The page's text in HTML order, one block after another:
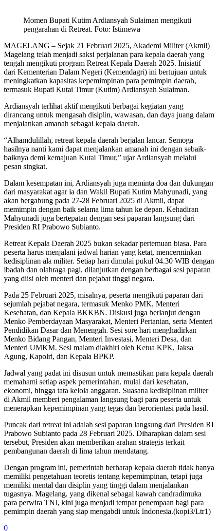
Momen Bupati Kutim Ardiansyah Sulaiman mengikuti
pengarahan di Retreat. Foto: Istimewa
MAGELANG – Sejak 21 Februari 2025, Akademi Militer (Akmil)
Magelang telah menjadi saksi perjalanan para kepala daerah yang
tengah mengikuti program Retreat Kepala Daerah 2025. Inisiatif
dari Kementerian Dalam Negeri (Kemendagri) ini bertujuan untuk
meningkatkan kapasitas kepemimpinan para pemimpin daerah,
termasuk Bupati Kutai Timur (Kutim) Ardiansyah Sulaiman.
Ardiansyah terlihat aktif mengikuti berbagai kegiatan yang
dirancang untuk mengasah disiplin, wawasan, dan daya juang dalam
menjalankan amanah sebagai kepala daerah.
“Alhamdulillah, retreat kepala daerah berjalan lancar. Semoga
hasilnya nanti kami dapat menjalankan amanah ini dengan sebaik-
baiknya demi kemajuan Kutai Timur,” ujar Ardiansyah melalui
pesan singkat.
Dalam kesempatan ini, Ardiansyah juga meminta doa dan dukungan
dari masyarakat agar ia dan Wakil Bupati Kutim Mahyunadi, yang
akan bergabung pada 27-28 Februari 2025 di Akmil, dapat
memimpin dengan baik selama lima tahun ke depan. Kehadiran
Mahyunadi juga bertepatan dengan sesi paparan langsung dari
Presiden RI Prabowo Subianto.
Retreat Kepala Daerah 2025 bukan sekadar pertemuan biasa. Para
peserta harus menjalani jadwal harian yang ketat, mencerminkan
kedisiplinan ala militer. Setiap hari dimulai pukul 04.30 WIB dengan
ibadah dan olahraga pagi, dilanjutkan dengan berbagai sesi paparan
yang diisi oleh menteri dan pejabat tinggi negara.
Pada 25 Februari 2025, misalnya, peserta mengikuti paparan dari
sejumlah pejabat negara, termasuk Menko PMK, Menteri
Kesehatan, dan Kepala BKKBN. Diskusi juga berlanjut dengan
Menko Pemberdayaan Masyarakat, Menteri Pertanian, serta Menteri
Pendidikan Dasar dan Menengah. Sesi sore hari menghadirkan
Menko Bidang Pangan, Menteri Investasi, Menteri Desa, dan
Menteri UMKM. Sesi malam diakhiri oleh Ketua KPK, Jaksa
Agung, Kapolri, dan Kepala BPKP.
Jadwal yang padat ini disusun untuk memastikan para kepala daerah
memahami setiap aspek pemerintahan, mulai dari kesehatan,
ekonomi, hingga tata kelola anggaran. Suasana kedisiplinan militer
di Akmil memberi pengalaman langsung bagi para peserta untuk
menerapkan kepemimpinan yang tegas dan berorientasi pada hasil.
Puncak dari retreat ini adalah sesi paparan langsung dari Presiden RI
Prabowo Subianto pada 28 Februari 2025. Diharapkan dalam sesi
tersebut, Presiden akan memberikan arahan strategis terkait
pembangunan daerah di lima tahun mendatang.
Dengan program ini, pemerintah berharap kepala daerah tidak hanya
memiliki pengetahuan teoretis tentang kepemimpinan, tetapi juga
memiliki mental dan disiplin yang tinggi dalam menjalankan
tugasnya. Magelang, yang dikenal sebagai kawah candradimuka
para perwira TNI, kini juga menjadi tempat penempaan bagi para
pemimpin daerah yang siap mengabdi untuk Indonesia.(kopi3/Ltr1)
0